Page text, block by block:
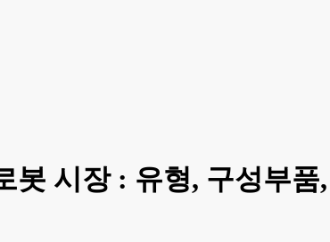
봇 시장 : 유형, 구성부품